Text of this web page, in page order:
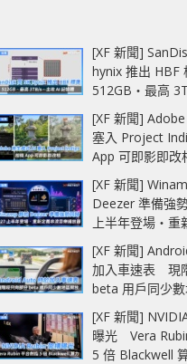
[XF 新聞]
hynix 推出 HBF
512GB‧最高
AI 記憶體
[XF 新聞]
塞入 Project
App 可即影即改
[XF 新聞]
Deezer 準備強
上半年登場‧重
樂播放器
[XF 新聞]
加入車速表 現
beta 用戶同少
[XF 新聞]
曝光 Vera
5 倍 Blackwell